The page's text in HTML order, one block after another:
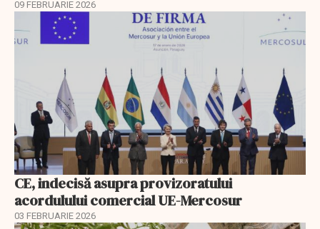
09 FEBRUARIE 2026
CE, indecisă asupra provizoratului
acordulului comercial UE-Mercosur
03 FEBRUARIE 2026